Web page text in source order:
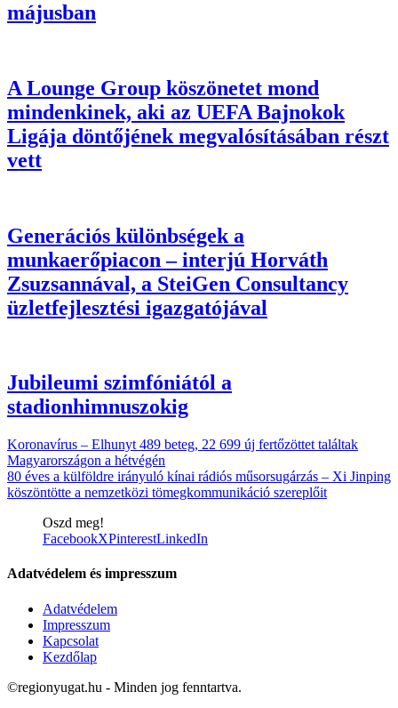
májusban
A Lounge Group köszönetet mond
mindenkinek, aki az UEFA Bajnokok
Ligája döntőjének megvalósításában részt
vett
Generációs különbségek a
munkaerőpiacon – interjú Horváth
Zsuzsannával, a SteiGen Consultancy
üzletfejlesztési igazgatójával
Jubileumi szimfóniától a
stadionhimnuszokig
Koronavírus – Elhunyt 489 beteg, 22 699 új fertőzöttet találtak
Magyarországon a hétvégén
80 éves a külföldre irányuló kínai rádiós műsorsugárzás – Xi Jinping
köszöntötte a nemzetközi tömegkommunikáció szereplőit
Oszd meg!
FacebookXPinterestLinkedIn
Adatvédelem és impresszum
Adatvédelem
Impresszum
Kapcsolat
Kezdőlap
©regionyugat.hu - Minden jog fenntartva.